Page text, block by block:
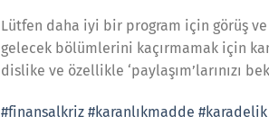
Lütfen daha iyi bir program için görüş
gelecek bölümlerini kaçırmamak için
dislike ve özellikle ‘paylaşım’larınızı
#finansalkriz #karanlıkmadde #karadelik